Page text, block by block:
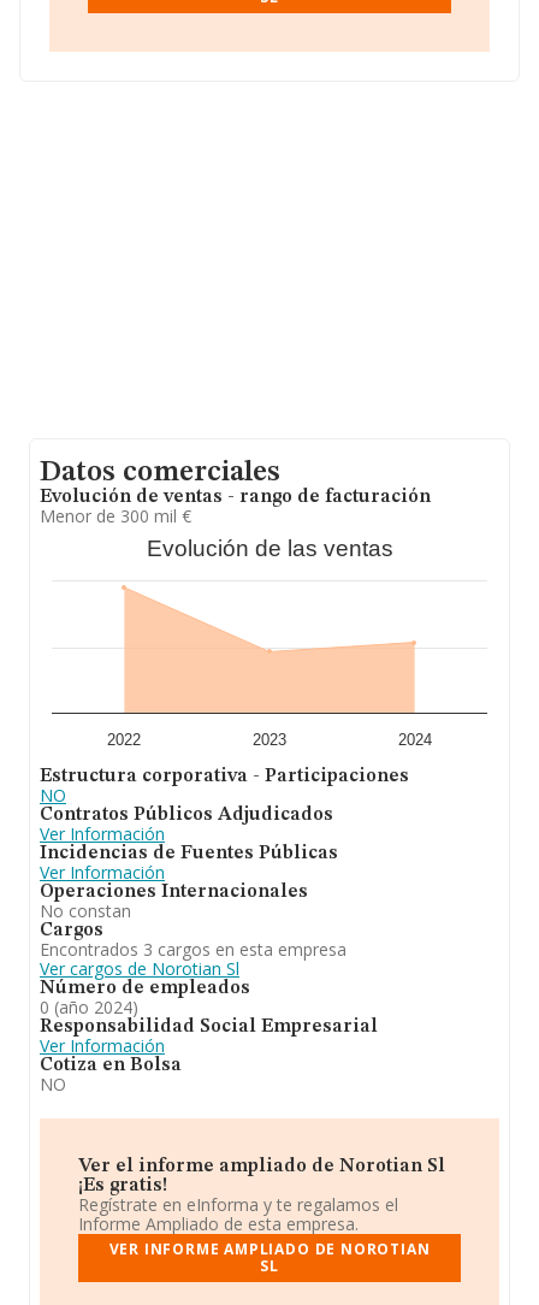
asciende a los 2 millones de euros. Por último, con el fin
empresa, la antigüedad desde la constitución es de 16
Datos comerciales
Evolución de ventas - rango de facturación
Menor de 300 mil €
Evolución de las ventas
2022 2023 2024
Estructura corporativa - Participaciones
NO
Contratos Públicos Adjudicados
Ver Información
Incidencias de Fuentes Públicas
Ver Información
Operaciones Internacionales
No constan
Cargos
Encontrados 3 cargos en esta empresa
Ver cargos de Norotian Sl
Número de empleados
0 (año 2024)
Responsabilidad Social Empresarial
Ver Información
Cotiza en Bolsa
NO
Ver el informe ampliado de Norotian Sl
¡Es gratis!
Regístrate en eInforma y te regalamos el
Informe Ampliado de esta empresa.
VER INFORME AMPLIADO DE NOROTIAN
SL